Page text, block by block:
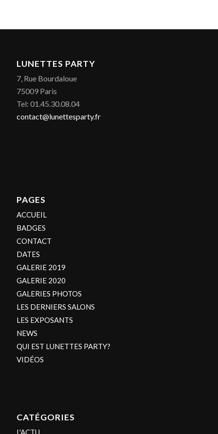
LUNETTES PARTY
7, Rue Bourdaloue
75009 Paris
Tel: 01.45.30.08.04
contact@lunettesparty.fr
PAGES
ACCUEIL
BADGES
CONTACT
DATES
GALERIE 2019
GALERIE 2020
GALERIES PHOTOS
LES DERNIERS SALONS
LES EXPOSANTS
NEWS
QUI EST LUNETTES PARTY?
VIDÉOS
CATÉGORIES
L'ACTU